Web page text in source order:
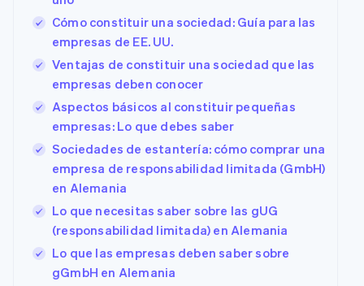
Cómo constituir una sociedad: Guía para las
empresas de EE. UU.
Ventajas de constituir una sociedad que las
empresas deben conocer
Aspectos básicos al constituir pequeñas
empresas: Lo que debes saber
Sociedades de estantería: cómo comprar una
empresa de responsabilidad limitada (GmbH)
en Alemania
Lo que necesitas saber sobre las gUG
(responsabilidad limitada) en Alemania
Lo que las empresas deben saber sobre
gGmbH en Alemania